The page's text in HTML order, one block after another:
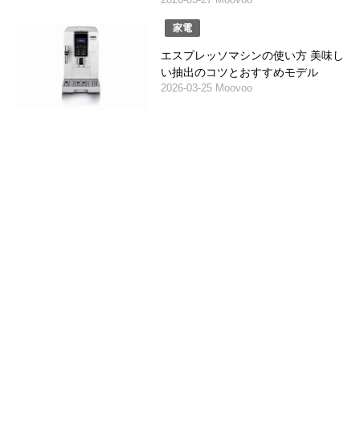
家電
エスプレッソマシンの使い方 美味し
い抽出のコツとおすすめモデル
2026-03-25 Moovoo